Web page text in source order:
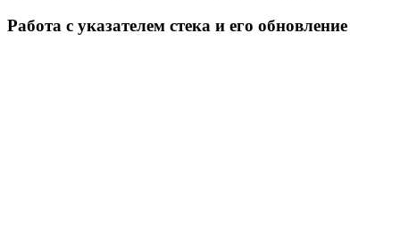
Работа с указателем стека и его обновление